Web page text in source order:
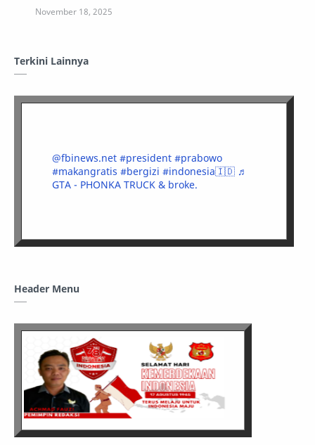
Terkini Lainnya
@fbinews.net #president #prabowo
#makangratis #bergizi #indonesia🇮🇩 ♬
GTA - PHONKA TRUCK & broke.
Header Menu